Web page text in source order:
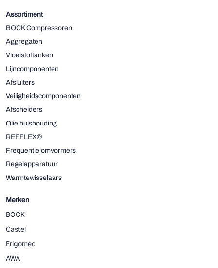
Assortiment
BOCK Compressoren
Aggregaten
Vloeistoftanken
Lijncomponenten
Afsluiters
Veiligheidscomponenten
Afscheiders
Olie huishouding
REFFLEX®
Frequentie omvormers
Regelapparatuur
Warmtewisselaars
Merken
BOCK
Castel
Frigomec
AWA